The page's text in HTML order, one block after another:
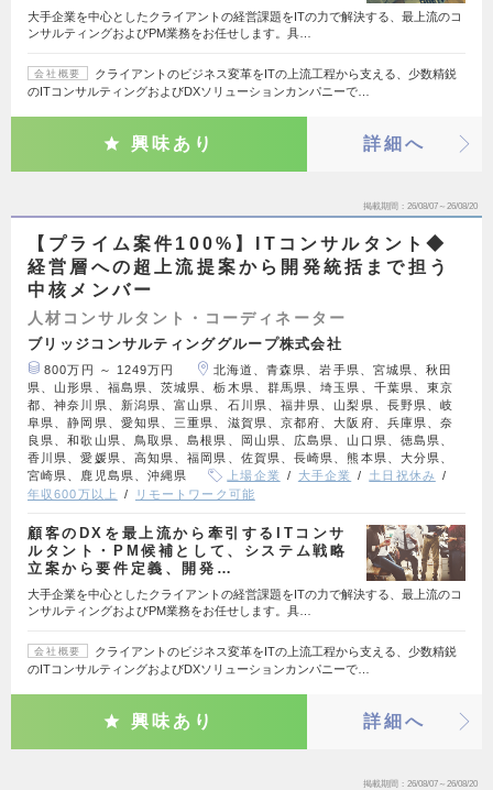
大手企業を中心としたクライアントの経営課題をITの力で解決する、最上流のコ
ンサルティングおよびPM業務をお任せします。具…
会社概要
クライアントのビジネス変革をITの上流工程から支える、少数精鋭
のITコンサルティングおよびDXソリューションカンパニーで…
興味あり 詳細へ
掲載期間 26/08/07～26/08/20
【プライム案件100%】ITコンサルタント◆
経営層への超上流提案から開発統括まで担う
中核メンバー
人材コンサルタント・コーディネーター
ブリッジコンサルティンググループ株式会社
800万円 ～ 1249万円
北海道、青森県、岩手県、宮城県、秋田
県、山形県、福島県、茨城県、栃木県、群馬県、埼玉県、千葉県、東京
都、神奈川県、新潟県、富山県、石川県、福井県、山梨県、長野県、岐
阜県、静岡県、愛知県、三重県、滋賀県、京都府、大阪府、兵庫県、奈
良県、和歌山県、鳥取県、島根県、岡山県、広島県、山口県、徳島県、
香川県、愛媛県、高知県、福岡県、佐賀県、長崎県、熊本県、大分県、
宮崎県、鹿児島県、沖縄県
上場企業 大手企業
土日祝休み
年収600万以上
リモートワーク可能
顧客のDXを最上流から牽引するITコンサ
ルタント・PM候補として、システム戦略
立案から要件定義、開発…
大手企業を中心としたクライアントの経営課題をITの力で解決する、最上流のコ
ンサルティングおよびPM業務をお任せします。具…
会社概要
クライアントのビジネス変革をITの上流工程から支える、少数精鋭
のITコンサルティングおよびDXソリューションカンパニーで…
興味あり 詳細へ
掲載期間 26/08/07～26/08/20